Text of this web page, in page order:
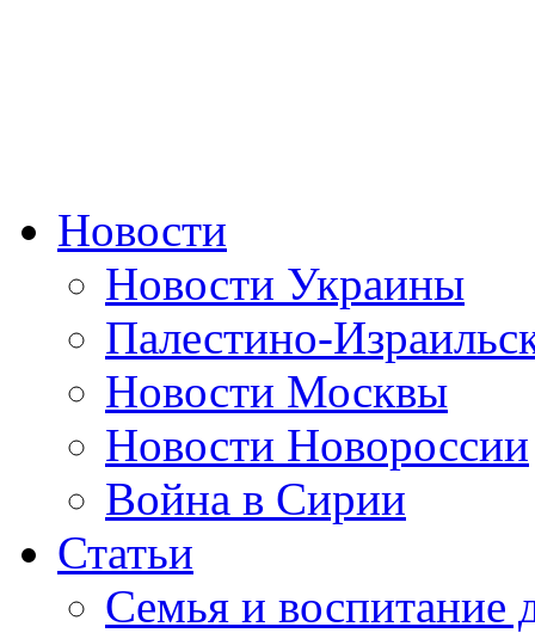
Новости
Новости Украины
Палестино-
Новости Москвы
Новости Новороссии
Война в Сирии
Статьи
Семья и воспитание